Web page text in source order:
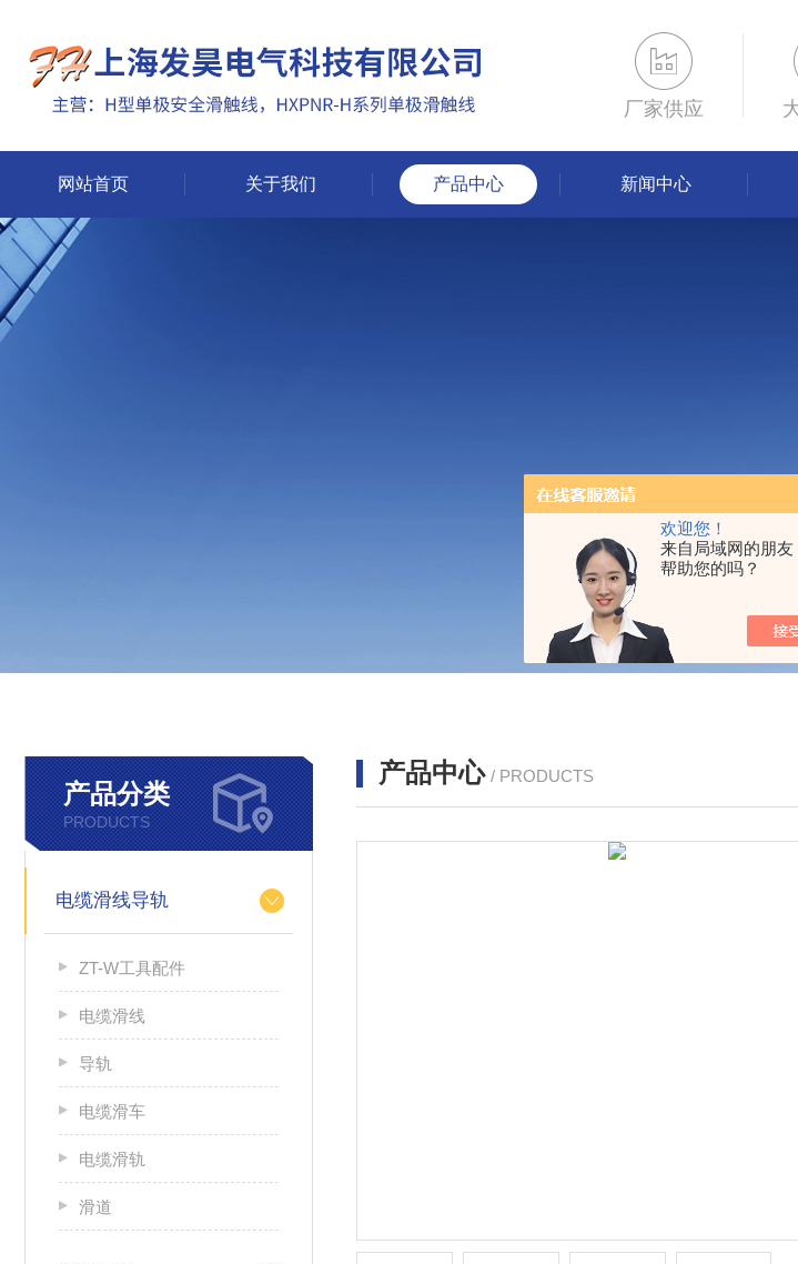
欢迎您！
来自局域网的朋友
帮助您的吗？
厂家供应
网站首页 关于我们 产品中心 新闻中心
产品分类
PRODUCTS
电缆滑线导轨
ZT-W工具配件
电缆滑线
导轨
电缆滑车
电缆滑轨
滑道
产品中心 / PRODUCTS